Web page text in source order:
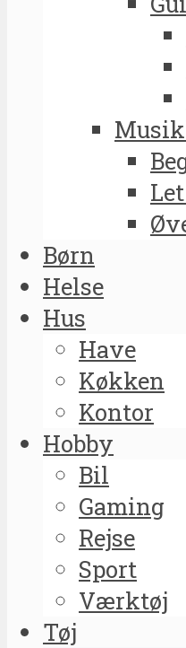
Børn
Helse
Hus
Have
Køkken
Kontor
Hobby
Bil
Gaming
Rejse
Sport
Værktøj
Tøj